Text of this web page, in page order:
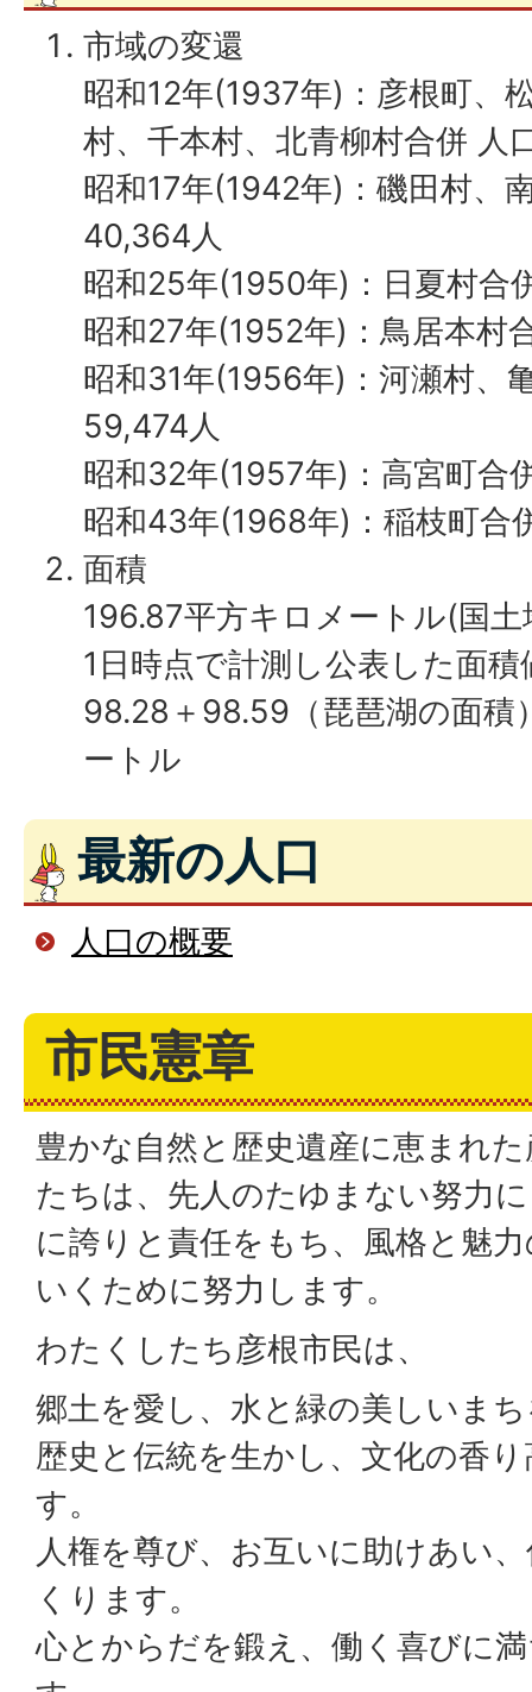
市域の変還
昭和12年(1937年)：彦根町、
村、千本村、北青柳村合併 人
昭和17年(1942年)：磯田村、
40,364人
昭和25年(1950年)：日夏村合
昭和27年(1952年)：鳥居本村
昭和31年(1956年)：河瀬村、
59,474人
昭和32年(1957年)：高宮町合
昭和43年(1968年)：稲枝町合
面積
196.87平方キロメートル(国
1日時点で計測し公表した面積
98.28＋98.59（琵琶湖の面積
ートル
最新の人口
人口の概要
市民憲章
豊かな自然と歴史遺産に恵まれ
たちは、先人のたゆまない努力
に誇りと責任をもち、風格と魅
いくために努力します。
わたくしたち彦根市民は、
郷土を愛し、水と緑の美しいま
歴史と伝統を生かし、文化の香
す。
人権を尊び、お互いに助けあい
くります。
心とからだを鍛え、働く喜びに